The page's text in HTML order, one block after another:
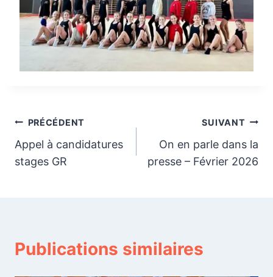
Navigation
de
PRÉCÉDENT
Appel à candidatures
stages GR
SUIVANT
On en parle dans la
presse – Février 2026
Publications similaires